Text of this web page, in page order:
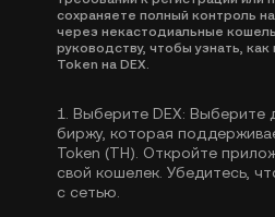
сохраняете полный контроль
через некастодиальные
руководству, чтобы узнать, как
Token на DEX.
1. Выберите DEX: Выберите
биржу, которая
Token (TH). Откройте
свой кошелек. Убедитесь,
с сетью.